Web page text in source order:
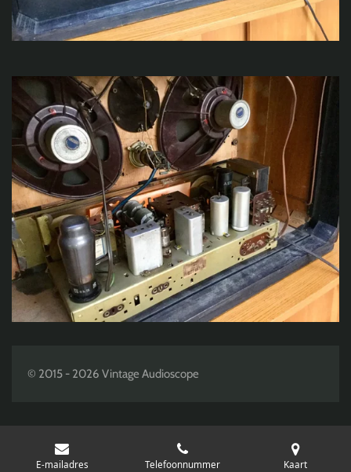
© 2015 - 2026 Vintage Audioscope
E-mailadres Telefoonnummer Kaart